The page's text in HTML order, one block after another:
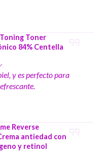
la piel cada
Toner
84% Centella
y es perfecto para
Reverse
antiedad con
y retinol